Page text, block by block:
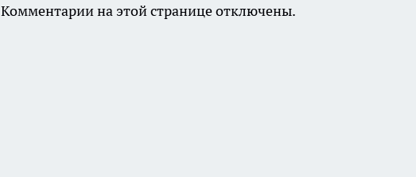
Комментарии на этой странице отключены.